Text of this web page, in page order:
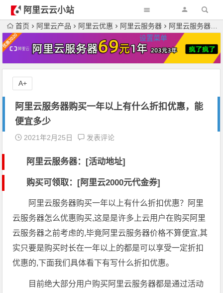
阿里云云小站
设置菜单
首页 阿里云产品 阿里云优惠 阿里云服务器 阿里云服务器购买一年以上有什么折扣优惠，能便宜多少
阿里云服务器购买一年以上有什么折扣优惠，能
便宜多少
2021年2月25日 发表评论
阿里云服务器：[活动地址]
购买可领取：[阿里云2000元代金券]
阿里云服务器购买一年以上有什么折扣优惠？阿里
云服务器怎么优惠购买,这是是许多上云用户在购买阿里
云服务器之前考虑的,毕竟阿里云服务器价格不算便宜,其
实只要是购买时长在一年以上的都是可以享受一定折扣
优惠的,下面我们具体看下有写什么折扣优惠。
目前绝大部分用户购买阿里云服务器都是通过活动
A+